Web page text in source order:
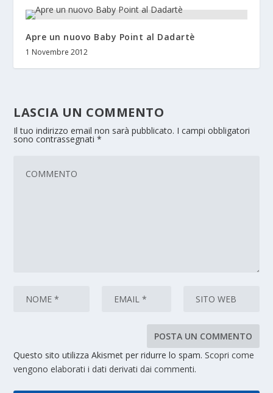
Apre un nuovo Baby Point al Dadartè
1 Novembre 2012
LASCIA UN COMMENTO
Il tuo indirizzo email non sarà pubblicato. I campi obbligatori
sono contrassegnati*
Questo sito utilizza Akismet per ridurre lo spam.Scopri come
vengono elaborati i dati derivati dai commenti.